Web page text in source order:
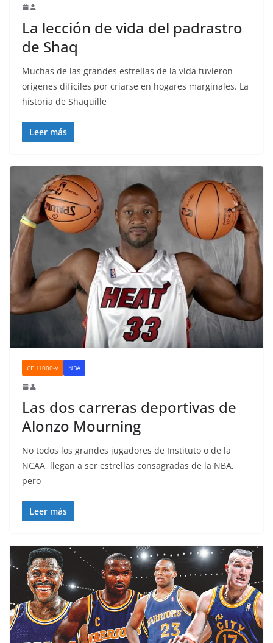
La lección de vida del padrastro
de Shaq
Muchas de las grandes estrellas de la vida tuvieron
orígenes difíciles por criarse en hogares marginales. La
historia de Shaquille
Leer más
CEH1000-V NBA
Las dos carreras deportivas de
Alonzo Mourning
No todos los grandes jugadores de Instituto o de la
NCAA, llegan a ser estrellas consagradas de la NBA,
pero
Leer más